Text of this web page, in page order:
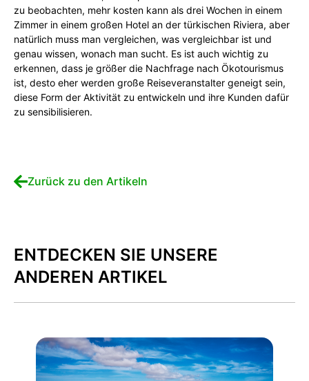
zu beobachten, mehr kosten kann als drei Wochen in einem
Zimmer in einem großen Hotel an der türkischen Riviera, aber
natürlich muss man vergleichen, was vergleichbar ist und
genau wissen, wonach man sucht. Es ist auch wichtig zu
erkennen, dass je größer die Nachfrage nach Ökotourismus
ist, desto eher werden große Reiseveranstalter geneigt sein,
diese Form der Aktivität zu entwickeln und ihre Kunden dafür
zu sensibilisieren.
Zurück zu den Artikeln
ENTDECKEN SIE UNSERE
ANDEREN ARTIKEL